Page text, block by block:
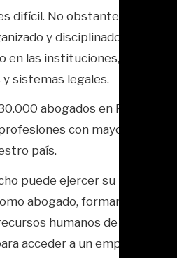
difícil. No obstante, es
y disciplinado para
en las instituciones,
sistemas legales.
abogados en Perú,
con mayor
país.
puede ejercer su
abogado, formando
humanos de una
acceder a un empleo en el